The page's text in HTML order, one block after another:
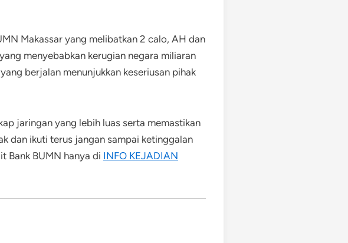
Makassar yang melibatkan 2 calo, AH dan
menyebabkan kerugian negara miliaran
berjalan menunjukkan keseriusan pihak
jaringan yang lebih luas serta memastikan
dan ikuti terus jangan sampai ketinggalan
Bank BUMN hanya di INFO KEJADIAN